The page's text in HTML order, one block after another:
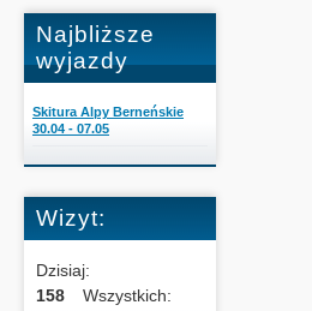
Najbliższe
wyjazdy
Skitura Alpy Berneńskie
30.04 - 07.05
Wizyt:
Dzisiaj:
158
Wszystkich: